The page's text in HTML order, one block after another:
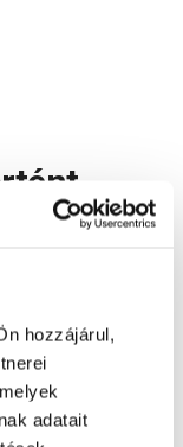
hozzájárul,
adatait